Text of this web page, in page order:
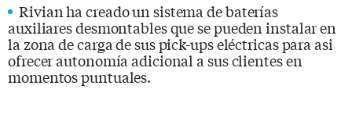
Rivian ha creado un sistema de baterías
auxiliares desmontables que se pueden instalar en
la zona de carga de sus pick-ups eléctricas para asi
ofrecer autonomía adicional a sus clientes en
momentos puntuales.